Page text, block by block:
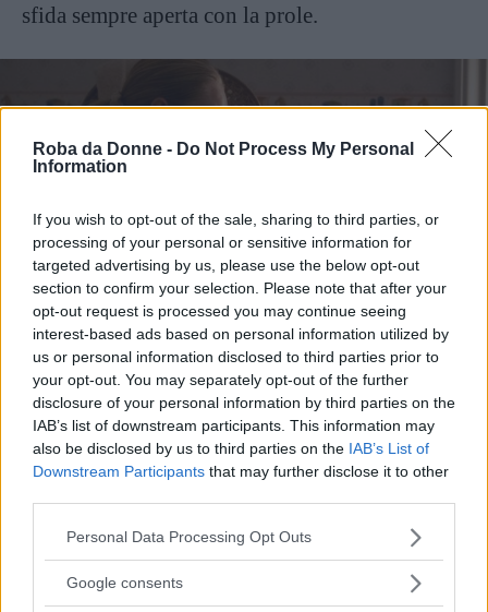
Roba da Donne - Do Not Process My Personal
Information
If you wish to opt-out of the sale, sharing to third parties, or
processing of your personal or sensitive information for
targeted advertising by us, please use the below opt-out
section to confirm your selection. Please note that after your
opt-out request is processed you may continue seeing
interest-based ads based on personal information utilized by
us or personal information disclosed to third parties prior to
your opt-out. You may separately opt-out of the further
disclosure of your personal information by third parties on the
IAB’s list of downstream participants. This information may
also be disclosed by us to third parties on the IAB’s List of
Downstream Participants that may further disclose it to other
Please note that this website/app uses one or more Google
not limited to your visit or usage behaviour. You may click to
Personal Data Processing Opt Outs
Google consents
sfida sempre aperta con la prole.
AnnaSophia Robb in Little Fires Everywhere (Fonte: Facebook @LittleFiresHulu)
Sono tanti i romanzi contemporanei a
testimoniare – in maniera egregia – la battaglia
sottesa nelrapporto madre-figlia: l’infanzia
tradita deLe parole per dirlodiMarie
Cardinal, il conflitto di Marie, che si sente
defraudata della sua bellezza dalla figlia Diane,
alla ricerca spasmodica, invece, di un gesto di
tenerezza, nel lacerante
Colpisci il tuo cuore